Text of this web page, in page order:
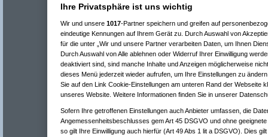
Ihre Privatsphäre ist uns wichtig
Wir und unsere 1017-Partner speichern und greifen auf
eindeutige Kennungen auf Ihrem Gerät zu. Durch Auswahl von
für die unter „Wir und unsere Partner verarbeiten Daten, um Ihnen
Durch Auswahl von Alle ablehnen oder Widerruf Ihrer Einwilligung
deaktiviert sind, sind manche Inhalte und Anzeigen möglicherweise
dieses Menü jederzeit wieder aufrufen, um Ihre Einstellungen zu
Sie auf den Link Cookie-Einstellungen am unteren Rand der Webseite
unseres Website. Weitere Informationen finden Sie in unserer
Sofern Ihre getroffenen Einstellungen auch Anbieter umfassen, die
Angemessenheitsbeschlusses gem Art 45 DSGVO und ohne
so gilt Ihre Einwilligung auch hierfür (Art 49 Abs 1 lit a DSGVO). Dies